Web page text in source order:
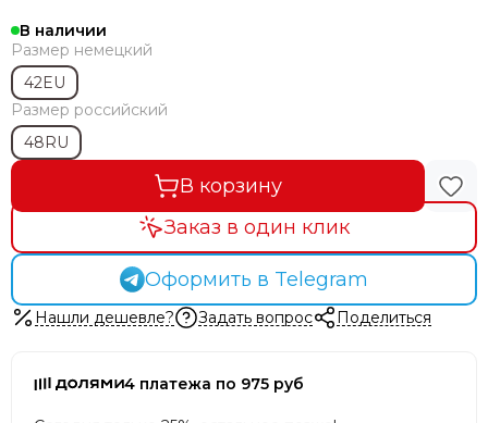
В наличии
Размер немецкий
42EU
Размер российский
48RU
В корзину
Заказ в один клик
Оформить в Telegram
Нашли дешевле? Задать вопрос Поделиться
4 платежа по 975 руб